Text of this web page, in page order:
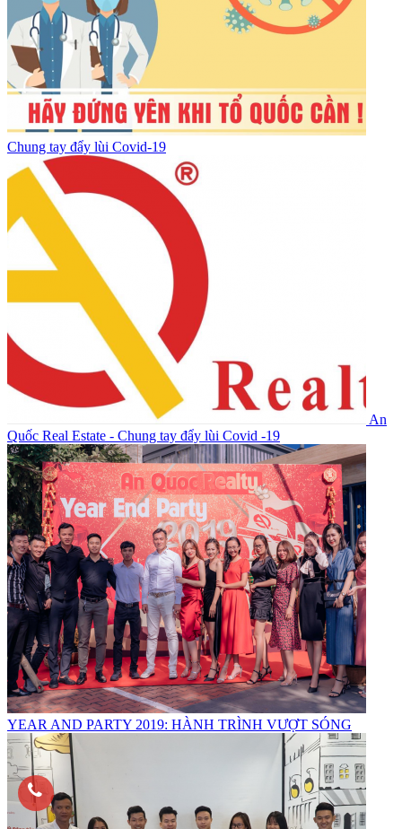
Chung tay đẩy lùi Covid-19
An
Quốc Real Estate - Chung tay đẩy lùi Covid -19
YEAR AND PARTY 2019: HÀNH TRÌNH VƯỢT SÓNG